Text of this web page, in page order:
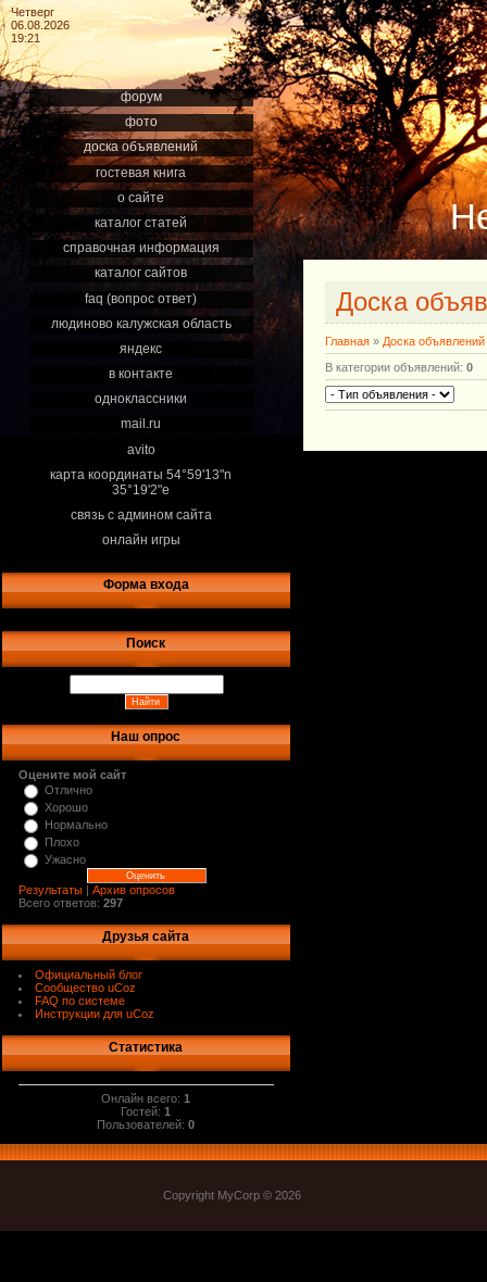
Четверг
06.08.2026
19:21
форум
фото
доска объявлений
гостевая книга
о сайте
каталог статей
справочная информация
каталог сайтов
faq (вопрос ответ)
людиново калужская область
яндекс
в контакте
одноклассники
mail.ru
avito
карта координаты 54°59'13"n
35°19'2"e
связь с админом сайта
онлайн игры
Форма входа
Поиск
Наш опрос
Оцените мой сайт
Отлично
Хорошо
Нормально
Плохо
Ужасно
Результаты | Архив опросов
Всего ответов: 297
Друзья сайта
Официальный блог
Сообщество uCoz
FAQ по системе
Инструкции для uCoz
Статистика
Онлайн всего:1
Гостей:1
Пользователей:0
Доска
Главная » Доска объявлений
В категории объявлений: 0
Copyright MyCorp © 2026